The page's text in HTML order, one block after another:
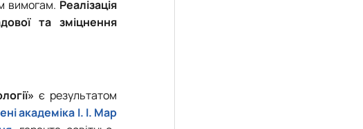
вимогам. Реалізація
та зміцнення
є результатом
академіка І. І. Мар